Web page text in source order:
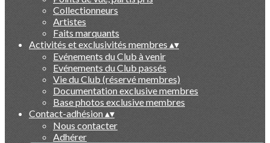
Collectionneurs
Artistes
Faits marquants
Activités et exclusivités membres ▴▾
Evénements du Club à venir
Evénements du Club passés
Vie du Club (réservé membres)
Documentation exclusive membres
Base photos exclusive membres
Contact-adhésion▴▾
Nous contacter
Adhérer